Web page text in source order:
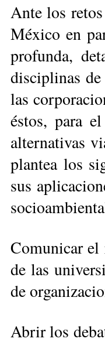
Ante los
México en
profunda,
disciplinas
las
éstos, para
alternativas
plantea los
sus
Comunicar el
de las
de
Abrir los